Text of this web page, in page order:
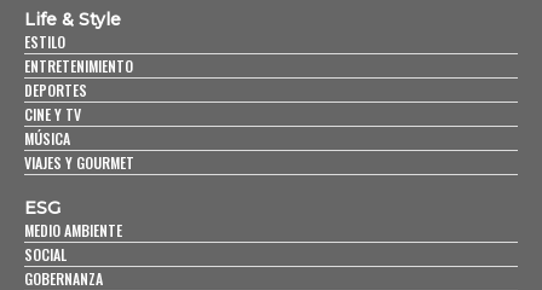
Life & Style
ESTILO
ENTRETENIMIENTO
DEPORTES
CINE Y TV
MÚSICA
VIAJES Y GOURMET
ESG
MEDIO AMBIENTE
SOCIAL
GOBERNANZA